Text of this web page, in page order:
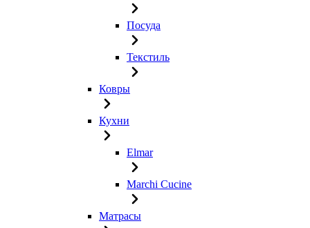
Посуда
Текстиль
Ковры
Кухни
Elmar
Marchi Cucine
Матрасы